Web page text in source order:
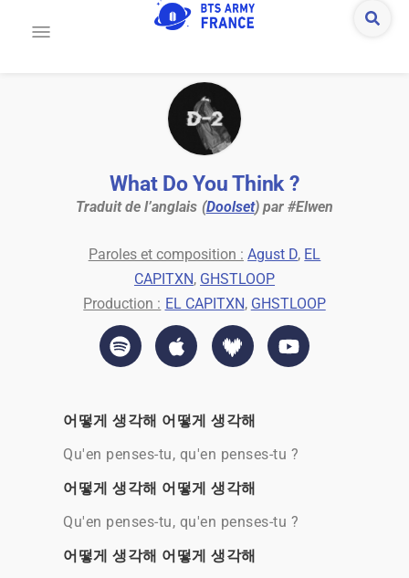
What Do You Think ?
Traduit de l’anglais (Doolset) par #Elwen
Paroles et composition : Agust D, EL
CAPITXN, GHSTLOOP
Production : EL CAPITXN, GHSTLOOP
어떻게 생각해 어떻게 생각해
Qu'en penses-tu, qu'en penses-tu ?
어떻게 생각해 어떻게 생각해
Qu'en penses-tu, qu'en penses-tu ?
어떻게 생각해 어떻게 생각해